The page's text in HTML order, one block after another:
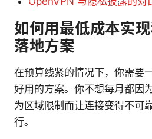
如何用最低成本实
落地方案
在预算线紧的情况下，你需要
好用的方案。你不想每月都因
为区域限制而让连接变得不可
行。